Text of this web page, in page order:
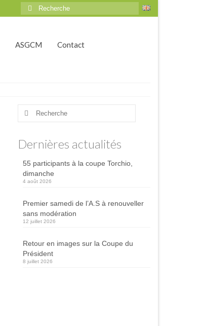
Rechercher
:
ASGCM Contact
Rechercher
Dernières actualités
55 participants à la coupe Torchio,
dimanche
4 août 2026
Premier samedi de l’A.S à renouveller
sans modération
12 juillet 2026
Retour en images sur la Coupe du
Président
8 juillet 2026